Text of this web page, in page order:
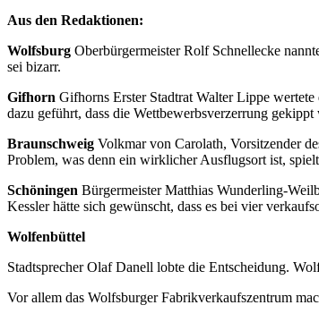
Aus den Redaktionen:
Wolfsburg Oberbürgermeister Rolf Schnellecke
sei bizarr.
Gifhorn Gifhorns Erster Stadtrat Walter Lippe
dazu geführt, dass die Wettbewerbsverzerrung
Braunschweig Volkmar von Carolath, Vorsitzender
Problem, was denn ein wirklicher Ausflugsort ist,
Schöningen Bürgermeister Matthias Wunderling-
Kessler hätte sich gewünscht, dass es bei vier
Wolfenbüttel
Stadtsprecher Olaf Danell lobte die Entscheidung.
Vor allem das Wolfsburger Fabrikverkaufszentrum